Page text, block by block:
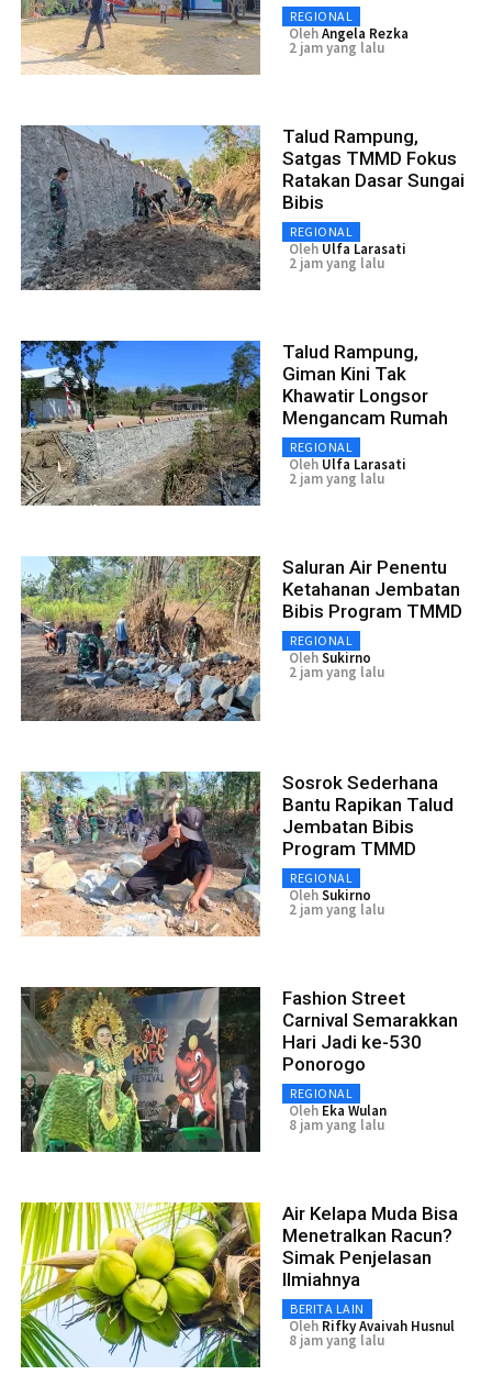
REGIONAL
OlehAngela Rezka
2 jam yang lalu
Talud Rampung,
Satgas TMMD Fokus
Ratakan Dasar Sungai
Bibis
REGIONAL
Oleh Ulfa Larasati
2 jam yang lalu
Talud Rampung,
Giman Kini Tak
Khawatir Longsor
Mengancam Rumah
REGIONAL
Oleh Ulfa Larasati
2 jam yang lalu
Saluran Air Penentu
Ketahanan Jembatan
Bibis Program TMMD
REGIONAL
OlehSukirno
2 jam yang lalu
Sosrok Sederhana
Bantu Rapikan Talud
Jembatan Bibis
Program TMMD
REGIONAL
OlehSukirno
2 jam yang lalu
Fashion Street
Carnival Semarakkan
Hari Jadi ke-530
Ponorogo
REGIONAL
Oleh Eka Wulan
8 jam yang lalu
Air Kelapa Muda Bisa
Menetralkan Racun?
Simak Penjelasan
Ilmiahnya
BERITA LAIN
Oleh Rifky Avaivah Husnul
8 jam yang lalu